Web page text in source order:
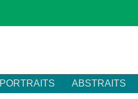
PORTRAITS ABSTRAITS